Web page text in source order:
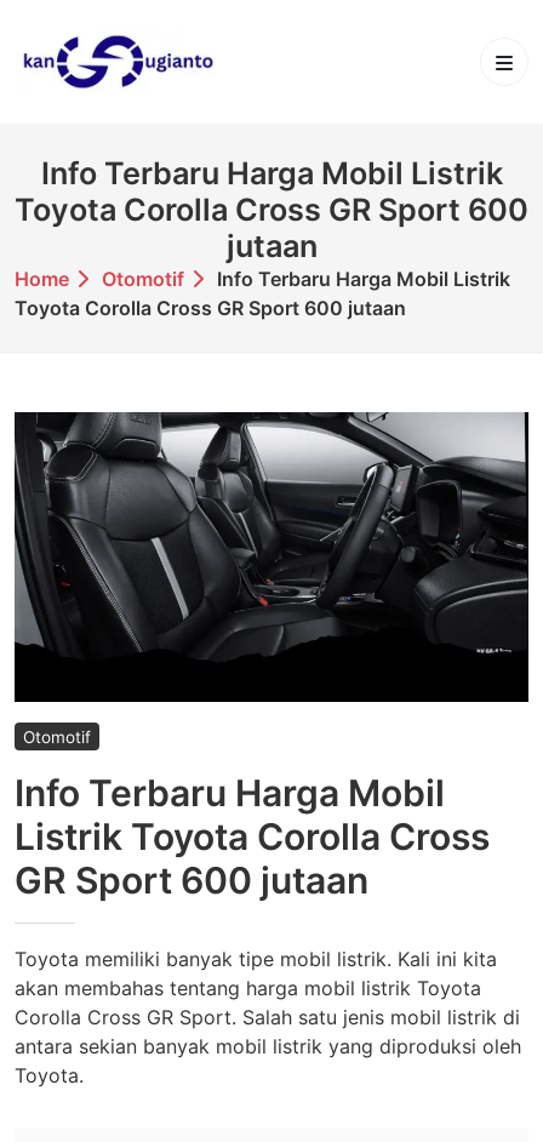
content
Info Terbaru Harga Mobil Listrik
Toyota Corolla Cross GR Sport 600
jutaan
Home Otomotif
Info Terbaru Harga Mobil Listrik
Toyota Corolla Cross GR Sport 600 jutaan
Otomotif
Info Terbaru Harga Mobil
Listrik Toyota Corolla Cross
GR Sport 600 jutaan
Toyota memiliki banyak tipe mobil listrik. Kali ini kita
akan membahas tentang harga mobil listrik Toyota
Corolla Cross GR Sport. Salah satu jenis mobil listrik di
antara sekian banyak mobil listrik yang diproduksi oleh
Toyota.